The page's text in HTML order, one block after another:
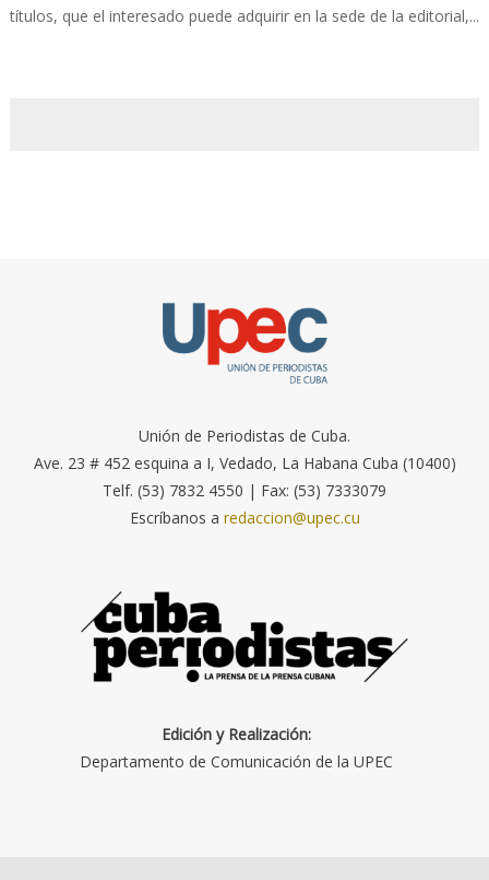
títulos, que el interesado puede adquirir en la sede de la editorial,...
Unión de Periodistas de Cuba.
Ave. 23 # 452 esquina a I, Vedado, La Habana Cuba (10400)
Telf. (53) 7832 4550 | Fax: (53) 7333079
Escríbanos a redaccion@upec.cu
Edición y Realización:
Departamento de Comunicación de la UPEC